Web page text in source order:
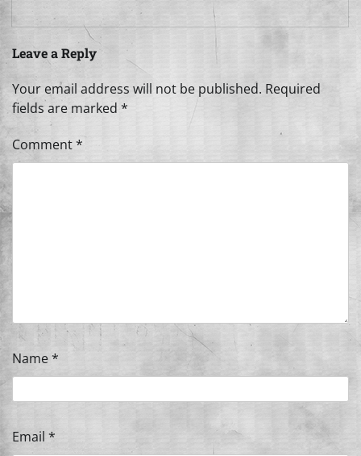
Leave a Reply
Your email address will not be published. Required
fields are marked *
Comment*
Name*
Email *